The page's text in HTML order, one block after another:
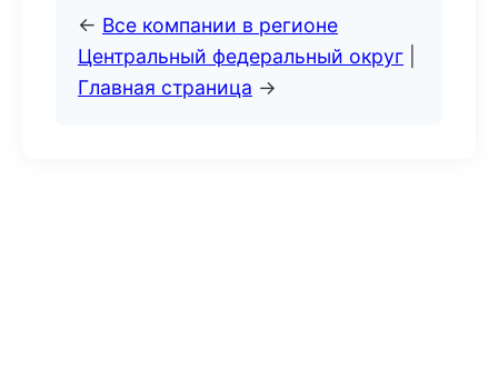
← Все компании в регионе
Центральный федеральный округ
Главная страница →